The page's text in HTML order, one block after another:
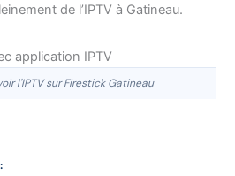
de l’IPTV à Gatineau.
l'IPTV sur Firestick Gatineau